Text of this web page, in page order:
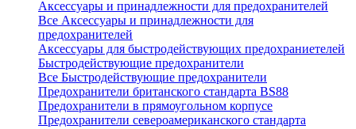
Аксессуары и принадлежности для предохранителей
Все Аксессуары и принадлежности для
предохранителей
Аксессуары для быстродействующих предохраниетелей
Быстродействующие предохранители
Все Быстродействующие предохранители
Предохранители британского стандарта BS88
Предохранители в прямоугольном корпусе
Предохранители североамериканского стандарта